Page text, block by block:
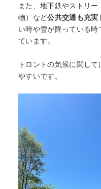
また、地下鉄やストリ
物）など公共交通も充実
い時や雪が降っている
ています。
トロントの気候に関して
やすいです。